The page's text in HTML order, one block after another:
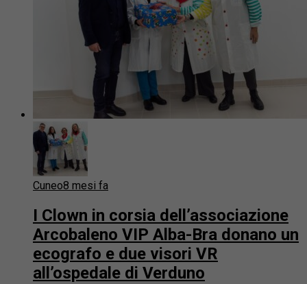
Cuneo8 mesi fa
I Clown in corsia dell’associazione
Arcobaleno VIP Alba-Bra donano un
ecografo e due visori VR
all’ospedale di Verduno